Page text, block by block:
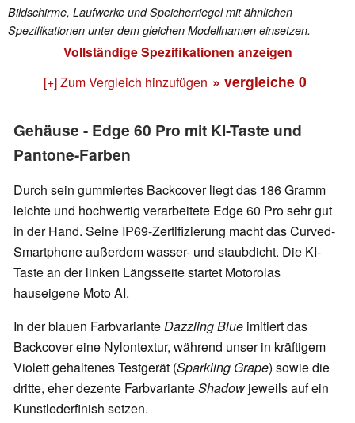
Bildschirme, Laufwerke und Speicherriegel mit ähnlichen
Spezifikationen unter dem gleichen Modellnamen einsetzen.
Vollständige Spezifikationen anzeigen
[+] Zum Vergleich hinzufügen » vergleiche 0
Gehäuse - Edge 60 Pro mit KI-Taste und
Pantone-Farben
Durch sein gummiertes Backcover liegt das 186 Gramm
leichte und hochwertig verarbeitete Edge 60 Pro sehr gut
in der Hand. Seine IP69-Zertifizierung macht das Curved-
Smartphone außerdem wasser- und staubdicht. Die KI-
Taste an der linken Längsseite startet Motorolas
hauseigene Moto AI.
In der blauen FarbvarianteDazzling Blue imitiert das
Backcover eine Nylontextur, während unser in kräftigem
Violett gehaltenes Testgerät (Sparkling Grape) sowie die
dritte, eher dezente FarbvarianteShadowjeweils auf ein
Kunstlederfinish setzen.